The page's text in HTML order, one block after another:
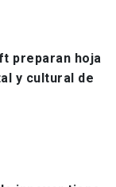
preparan hoja
y cultural de